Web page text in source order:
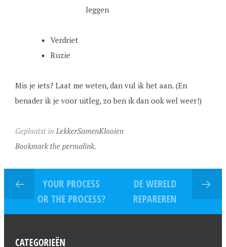
leggen
Verdriet
Ruzie
Mis je iets? Laat me weten, dan vul ik het aan. (En
benader ik je voor uitleg, zo ben ik dan ook wel weer!)
Geplaatst in LekkerSamenKlooien
Bookmark the permalink.
YOUR PROCESS
OR THE PROCESS?
DE WERELD
REPAREREN
CATEGORIEËN